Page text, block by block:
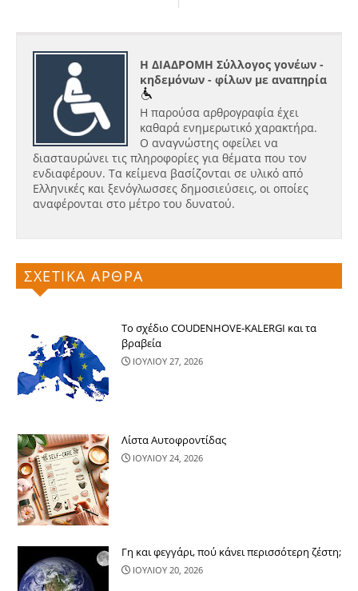
Η ΔΙΑΔΡΟΜΗ Σύλλογος γονέων -
κηδεμόνων - φίλων με αναπηρία
Η παρούσα αρθρογραφία έχει
καθαρά ενημερωτικό χαρακτήρα.
Ο αναγνώστης οφείλει να
διασταυρώνει τις πληροφορίες για θέματα που τον
ενδιαφέρουν. Τα κείμενα βασίζονται σε υλικό από
Ελληνικές και ξενόγλωσσες δημοσιεύσεις, οι οποίες
αναφέρονται στο μέτρο του δυνατού.
ΣΧΕΤΙΚΑ ΑΡΘΡΑ
Το σχέδιο COUDENHOVE-KALERGI και τα
βραβεία
ΙΟΥΛΙΟΥ 27, 2026
Λίστα Αυτοφροντίδας
ΙΟΥΛΙΟΥ 24, 2026
Γη και φεγγάρι, πού κάνει περισσότερ​η ζέστη;
ΙΟΥΛΙΟΥ 20, 2026